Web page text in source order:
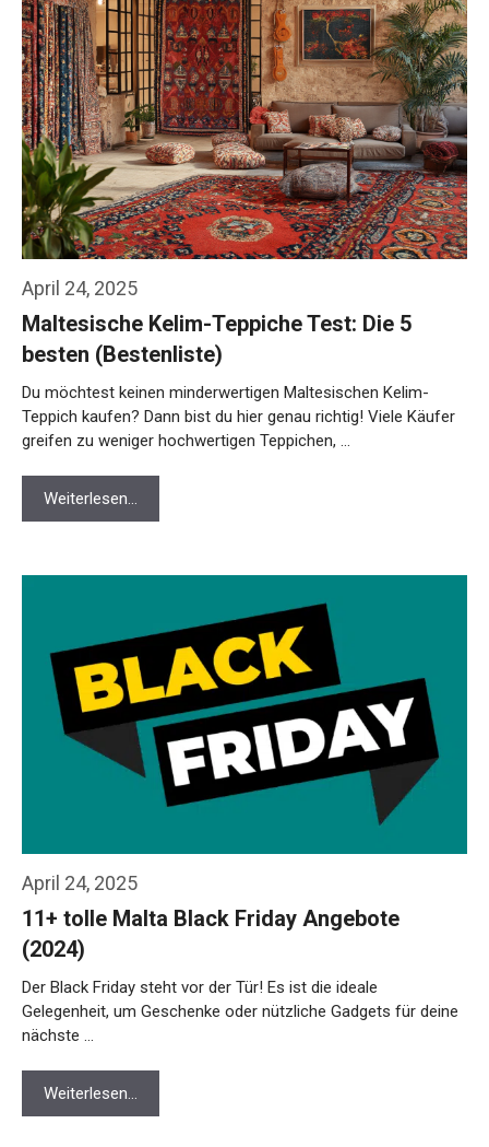
April 24, 2025
Maltesische Kelim-Teppiche Test: Die 5
besten (Bestenliste)
Du möchtest keinen minderwertigen Maltesischen Kelim-
Teppich kaufen? Dann bist du hier genau richtig! Viele Käufer
greifen zu weniger hochwertigen Teppichen, …
Weiterlesen…
April 24, 2025
11+ tolle Malta Black Friday Angebote
(2024)
Der Black Friday steht vor der Tür! Es ist die ideale
Gelegenheit, um Geschenke oder nützliche Gadgets für deine
nächste …
Weiterlesen…